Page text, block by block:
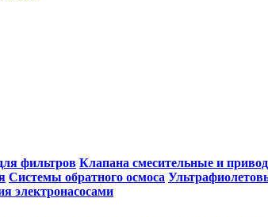
фильтров Клапана смесительные и
Системы обратного осмоса
электронасосами